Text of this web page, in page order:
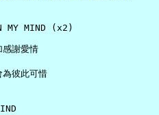
MY MIND (x2)
謝愛情
彼此可惜